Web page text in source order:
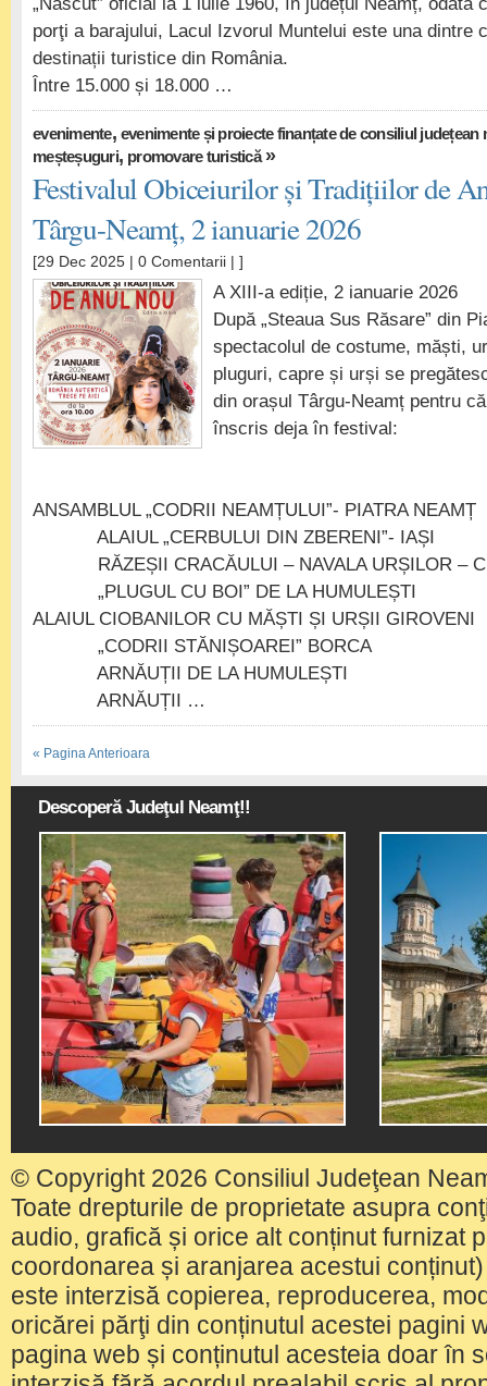
porţi a barajului, Lacul Izvorul Muntelui este una dintre
destinații turistice din România.
Între 15.000 și 18.000 …
evenimente, evenimente și proiecte finanțate de consiliul județean
meșteșuguri, promovare turistică»
Festivalul Obiceiurilor și Tradițiilor de
Târgu-Neamț, 2 ianuarie 2026
[29 Dec 2025 | 0 Comentarii | ]
A XIII-a ediție, 2 ianuarie 2026
După „Steaua Sus Răsare” din
spectacolul de costume, măști,
pluguri, capre și urși se
din orașul Târgu-Neamț pentru
înscris deja în festival:
ANSAMBLUL „CODRII NEAMȚULUI”- PIATRA
ALAIUL „CERBULUI DIN ZBERENI”- IAȘI
RĂZEȘII CRACĂULUI – NAVALA URȘILOR –
„PLUGUL CU BOI” DE LA HUMULEȘTI
ALAIUL CIOBANILOR CU MĂȘTI ȘI URȘII GIROVENI
„CODRII STĂNIȘOAREI” BORCA
ARNĂUȚII DE LA HUMULEȘTI
ARNĂUȚII …
« Pagina Anterioara
Descoperă Judeţul Neamţ!!
© Copyright 2026 Consiliul Judeţean
Toate drepturile de proprietate asupra
audio, grafică și orice alt conținut furnizat
coordonarea și aranjarea acestui
este interzisă copierea, reproducerea,
oricărei părţi din conținutul acestei pagini
pagina web și conținutul acesteia doar în